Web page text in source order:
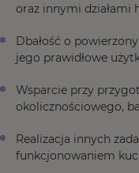
oraz innymi działami
Dbałość o
jego prawidłowe
Wsparcie przy
okolicznościowego,
Realizacja innych
funkcjonowaniem